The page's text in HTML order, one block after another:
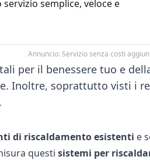
semplice, veloce e
Annuncio: Servizio senza costi
per il benessere tuo e
Inoltre, soprattutto visti i
di riscaldamento esistenti e
questi sistemi per